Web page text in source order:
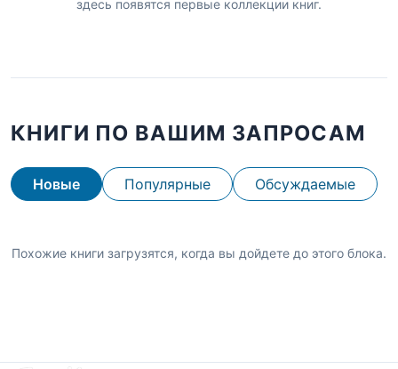
здесь появятся первые коллекции книг.
КНИГИ ПО ВАШИМ ЗАПРОСАМ
Новые Популярные Обсуждаемые
Похожие книги загрузятся, когда вы дойдете до этого блока.